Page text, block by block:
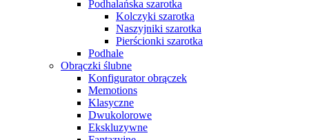
Podhalańska szarotka
Kolczyki szarotka
Naszyjniki szarotka
Pierścionki szarotka
Podhale
Obrączki ślubne
Konfigurator obrączek
Memotions
Klasyczne
Dwukolorowe
Ekskluzywne